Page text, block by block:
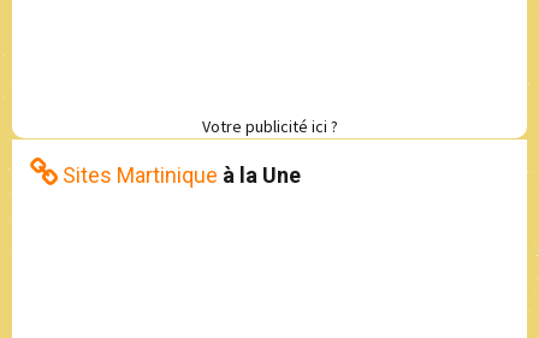
Votre publicité ici ?
Sites Martinique à la Une